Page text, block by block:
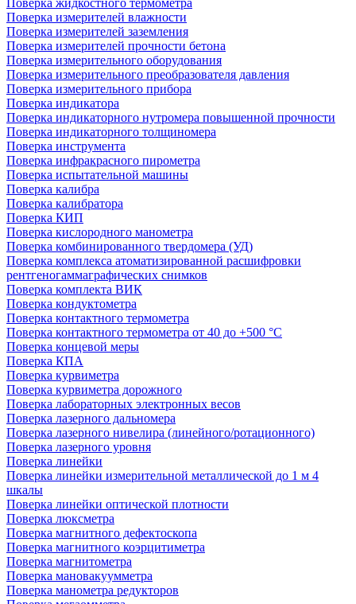
Поверка жидкостного термометра
Поверка измерителей влажности
Поверка измерителей заземления
Поверка измерителей прочности бетона
Поверка измерительного оборудования
Поверка измерительного преобразователя давления
Поверка измерительного прибора
Поверка индикатора
Поверка индикаторного нутромера повышенной прочности
Поверка индикаторного толщиномера
Поверка инструмента
Поверка инфракрасного пирометра
Поверка испытательной машины
Поверка калибра
Поверка калибратора
Поверка КИП
Поверка кислородного манометра
Поверка комбинированного твердомера (УД)
Поверка комплекса атоматизированной расшифровки
рентгеногаммаграфических снимков
Поверка комплекта ВИК
Поверка кондуктометра
Поверка контактного термометра
Поверка контактного термометра от 40 до +500 °С
Поверка концевой меры
Поверка КПА
Поверка курвиметра
Поверка курвиметра дорожного
Поверка лабораторных электронных весов
Поверка лазерного дальномера
Поверка лазерного нивелира (линейного/ротационного)
Поверка лазерного уровня
Поверка линейки
Поверка линейки измерительной металлической до 1 м 4
шкалы
Поверка линейки оптической плотности
Поверка люксметра
Поверка магнитного дефектоскопа
Поверка магнитного коэрцитиметра
Поверка магнитометра
Поверка мановакуумметра
Поверка манометра редукторов